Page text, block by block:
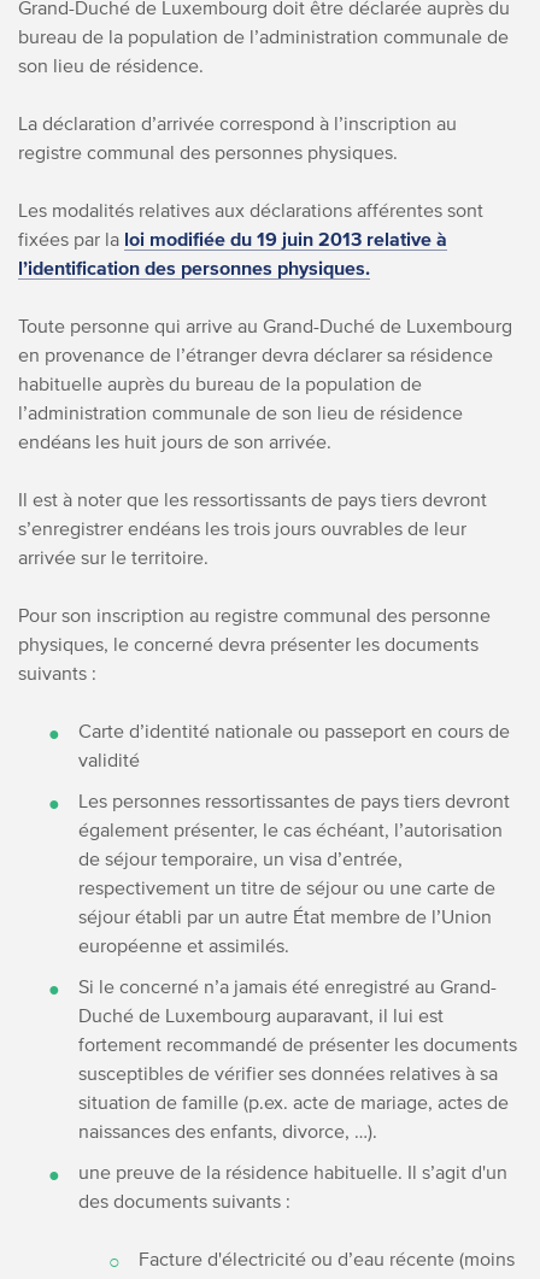
Grand-Duché de Luxembourg doit être déclarée auprès du
bureau de la population de l’administration communale de
son lieu de résidence.
La déclaration d’arrivée correspond à l’inscription au
registre communal des personnes physiques.
Les modalités relatives aux déclarations afférentes sont
fixées par la loi modifiée du 19 juin 2013 relative à
l’identification des personnes physiques.
Toute personne qui arrive au Grand-Duché de Luxembourg
en provenance de l’étranger devra déclarer sa résidence
habituelle auprès du bureau de la population de
l’administration communale de son lieu de résidence
endéans les huit jours de son arrivée.
Il est à noter que les ressortissants de pays tiers devront
s’enregistrer endéans les trois jours ouvrables de leur
arrivée sur le territoire.
Pour son inscription au registre communal des personne
physiques, le concerné devra présenter les documents
suivants :
Carte d’identité nationale ou passeport en cours de
validité
Les personnes ressortissantes de pays tiers devront
également présenter, le cas échéant, l’autorisation
de séjour temporaire, un visa d’entrée,
respectivement un titre de séjour ou une carte de
séjour établi par un autre État membre de l’Union
européenne et assimilés.
Si le concerné n’a jamais été enregistré au Grand-
Duché de Luxembourg auparavant, il lui est
fortement recommandé de présenter les documents
susceptibles de vérifier ses données relatives à sa
situation de famille (p.ex. acte de mariage, actes de
naissances des enfants, divorce, …).
une preuve de la résidence habituelle. Il s’agit d'un
des documents suivants :
Facture d'électricité ou d’eau récente (moins